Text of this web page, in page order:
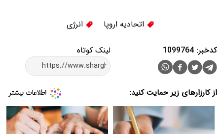
اتحادیه اروپا انرژی
لینک کوتاه کدخبر: 1099764
از کارزارهای زیر حمایت کنید: